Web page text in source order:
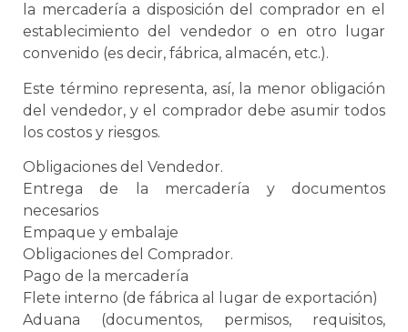
la mercadería a disposición del comprador en el
establecimiento del vendedor o en otro lugar
convenido (es decir, fábrica, almacén, etc.).
Este término representa, así, la menor obligación
del vendedor, y el comprador debe asumir todos
los costos y riesgos.
Obligaciones del Vendedor.
Entrega de la mercadería y documentos
necesarios
Empaque y embalaje
Obligaciones del Comprador.
Pago de la mercadería
Flete interno (de fábrica al lugar de exportación)
Aduana (documentos, permisos, requisitos,